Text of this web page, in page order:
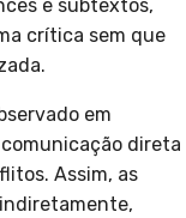
e subtextos,
crítica sem que
em
direta
Assim, as